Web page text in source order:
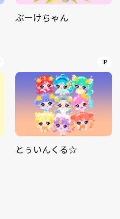
ぶーけちゃん
IP
とぅいんくる☆